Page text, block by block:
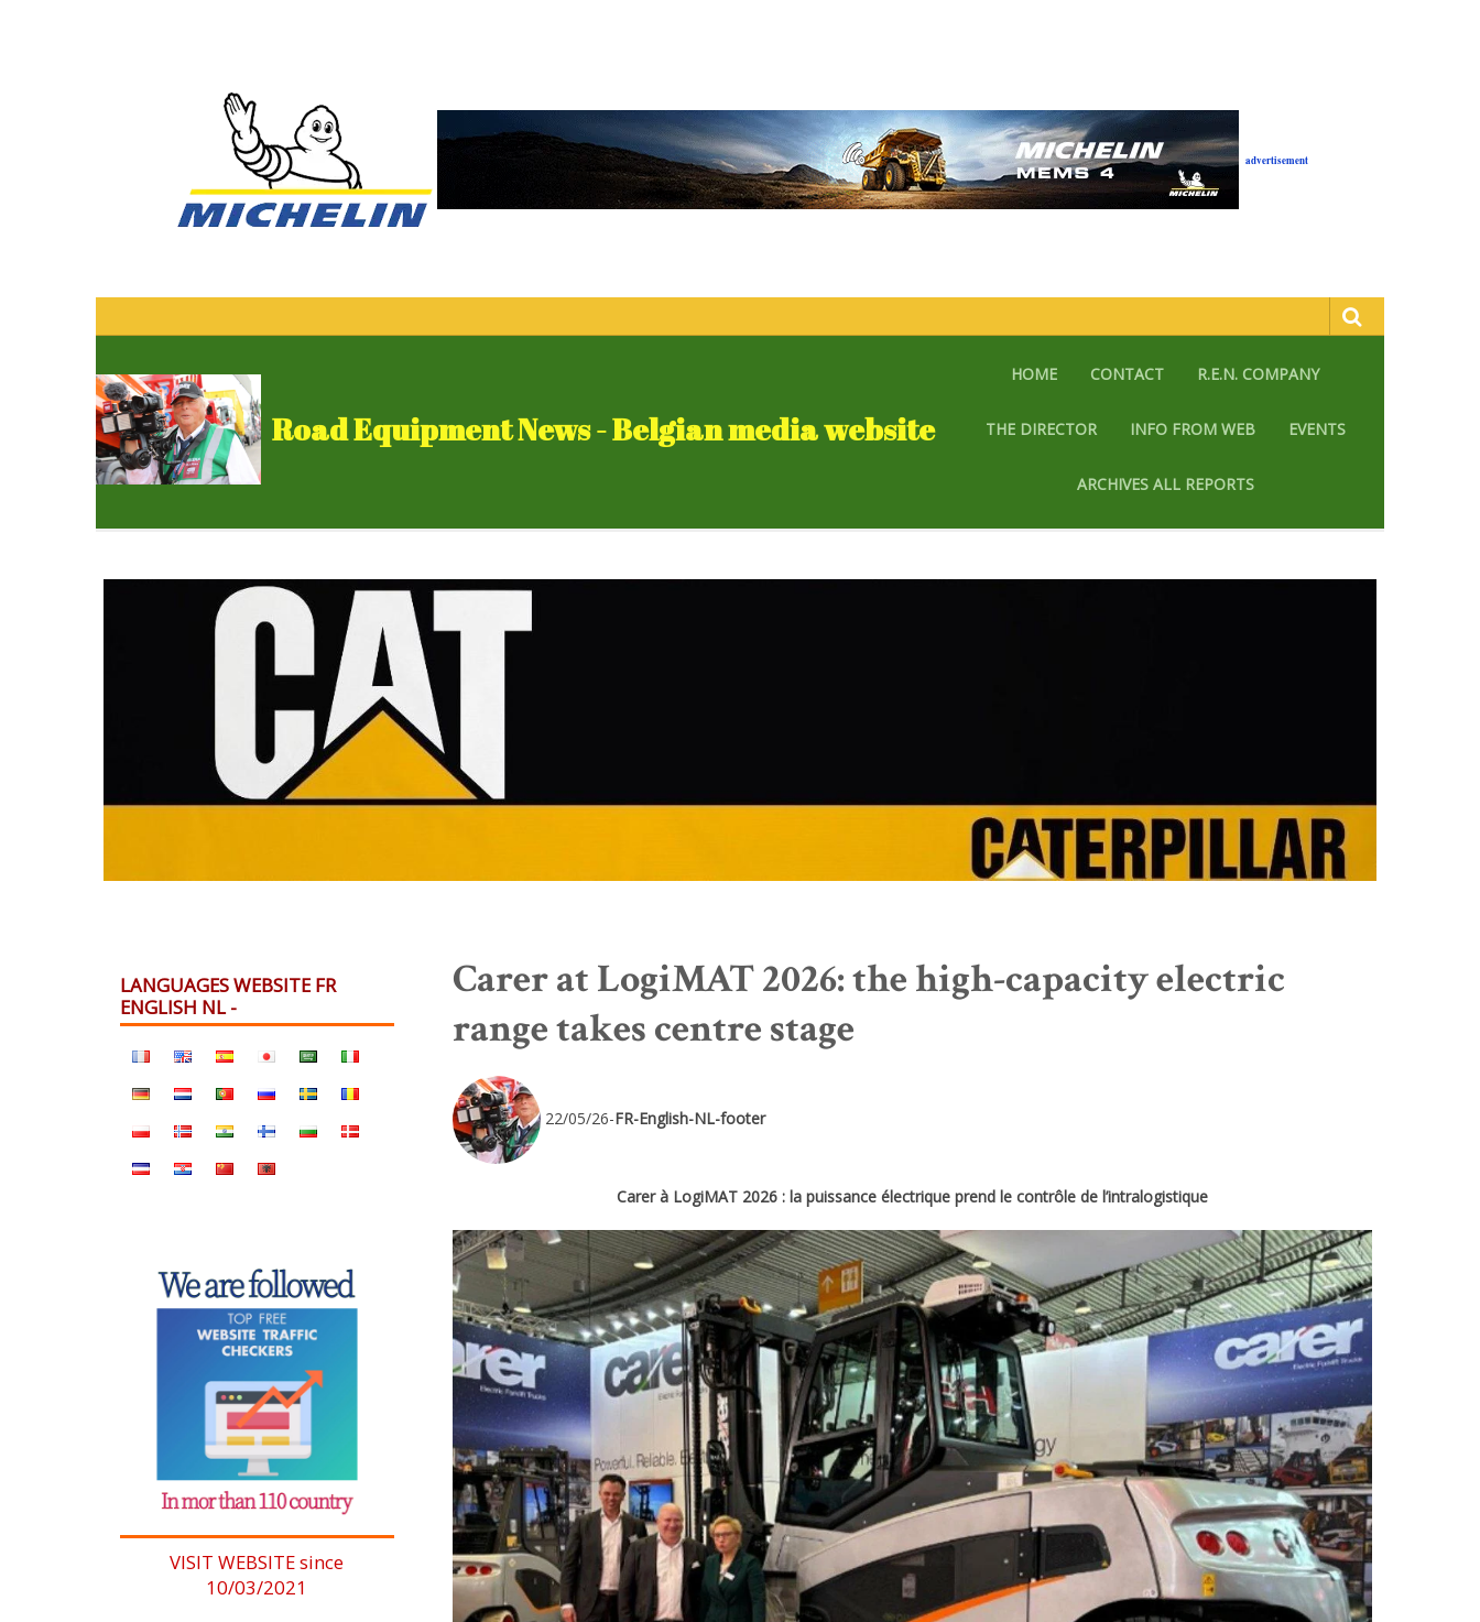
advertisement
Road Equipment News - Belgian media website
HOME CONTACT R.E.N. COMPANY
THE DIRECTOR INFO FROM WEB EVENTS
ARCHIVES ALL REPORTS
Carer at LogiMAT 2026: the high-capacity electric
range takes centre stage
22/05/26-FR-English-NL-footer
Carer à LogiMAT 2026 : la puissance électrique prend le contrôle de l’intralogistique
LANGUAGES WEBSITE FR
ENGLISH NL -
VISIT WEBSITE since
10/03/2021